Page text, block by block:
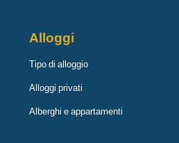
Alloggi
Tipo di alloggio
Alloggi privati
Alberghi e appartamenti